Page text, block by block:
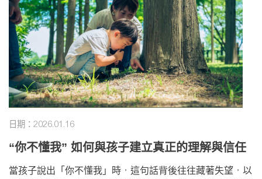
日期：2026.01.16
“你不懂我” 如何與孩子建立真正的理解與信任
當孩子說出「你不懂我」時，這句話背後往往藏著失望，以